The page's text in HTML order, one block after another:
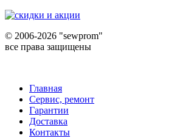
© 2006-2026 "sewprom"
все права защищены
Главная
Сервис, ремонт
Гарантии
Доставка
Контакты